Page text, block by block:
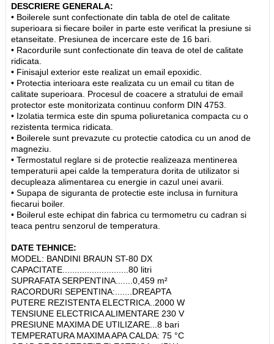
DESCRIERE GENERALA:
• Boilerele sunt confectionate din tabla de otel de calitate
superioara si fiecare boiler in parte este verificat la presiune si
etanseitate. Presiunea de incercare este de 16 bari.
• Racordurile sunt confectionate din teava de otel de calitate
ridicata.
• Finisajul exterior este realizat un email epoxidic.
• Protectia interioara este realizata cu un email cu titan de
calitate superioara. Procesul de coacere a stratului de email
protector este monitorizata continuu conform DIN 4753.
• Izolatia termica este din spuma poliuretanica compacta cu o
rezistenta termica ridicata.
• Boilerele sunt prevazute cu protectie catodica cu un anod de
magneziu.
• Termostatul reglare si de protectie realizeaza mentinerea
temperaturii apei calde la temperatura dorita de utilizator si
decupleaza alimentarea cu energie in cazul unei avarii.
• Supapa de siguranta de protectie este inclusa in furnitura
fiecarui boiler.
• Boilerul este echipat din fabrica cu termometru cu cadran si
teaca pentru senzorul de temperatura.
DATE TEHNICE:
MODEL: BANDINI BRAUN ST-80 DX
CAPACITATE...........................80 litri
SUPRAFATA SERPENTINA.......0,459 m²
RACORDURI SEPENTINA:.......DREAPTA
PUTERE REZISTENTA ELECTRICA..2000 W
TENSIUNE ELECTRICA ALIMENTARE 230 V
PRESIUNE MAXIMA DE UTILIZARE...8 bari
TEMPERATURA MAXIMA APA CALDA: 75 °C